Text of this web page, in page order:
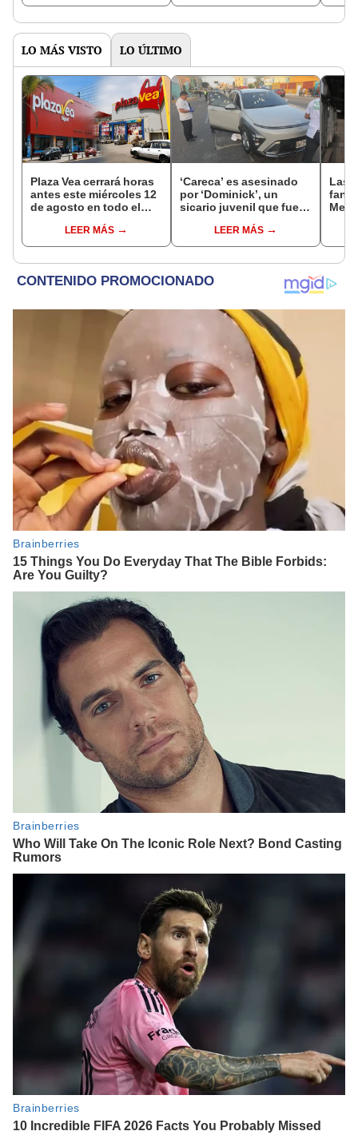
atraso: "Debía estar
2025
LO MÁS VISTO LO ÚLTIMO
Plaza Vea cerrará horas
antes este miércoles 12
de agosto en todo el
hasta las 7 p.m.
LEER MÁS
‘Careca’ es asesinado
por ‘Dominick’, un
sicario juvenil que fue
LEER MÁS
Las